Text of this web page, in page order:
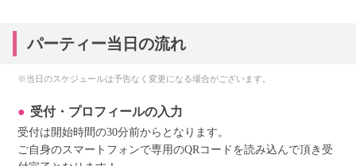
パーティー当日の流れ
※当日のスケジュールは予告なく変更になる場合がございます。
受付・プロフィールの入力
受付は開始時間の30分前からとなります。
ご自身のスマートフォンで専用のQRコードを読み込んで頂き受